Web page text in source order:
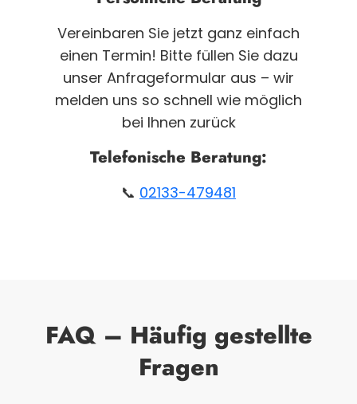
Vereinbaren Sie jetzt ganz einfach
einen Termin! Bitte füllen Sie dazu
unser Anfrageformular aus – wir
melden uns so schnell wie möglich
bei Ihnen zurück
Telefonische Beratung:
📞 02133-479481
FAQ – Häufig gestellte
Fragen